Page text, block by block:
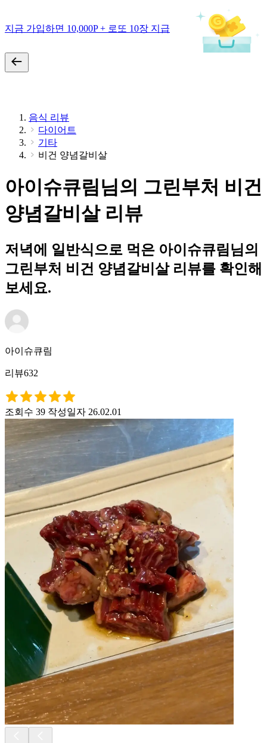
지금 가입하면 10,000P + 로또 10장 지급
음식 리뷰
다이어트
기타
비건 양념갈비살
아이슈큐림님의 그린부처 비건
양념갈비살 리뷰
저녁에 일반식으로 먹은 아이슈큐림님의
그린부처 비건 양념갈비살 리뷰를 확인해
보세요.
아이슈큐림
리뷰632
조회수 39 작성일자 26.02.01